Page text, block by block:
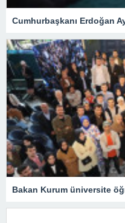
Bakan Kurum üniversite